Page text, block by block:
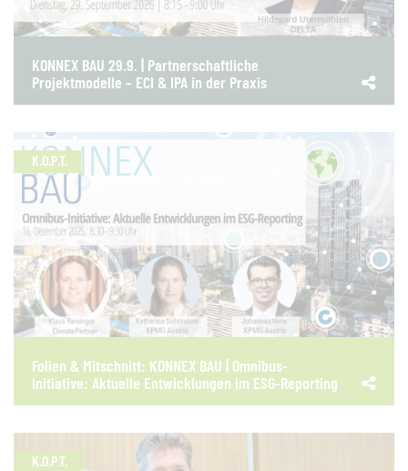
KONNEX BAU 29.9. | Partnerschaftliche
Projektmodelle – ECI & IPA in der Praxis
K.O.P.T.
Folien & Mitschnitt: KONNEX BAU | Omnibus-
Initiative: Aktuelle Entwicklungen im ESG-Reporting
K.O.P.T.